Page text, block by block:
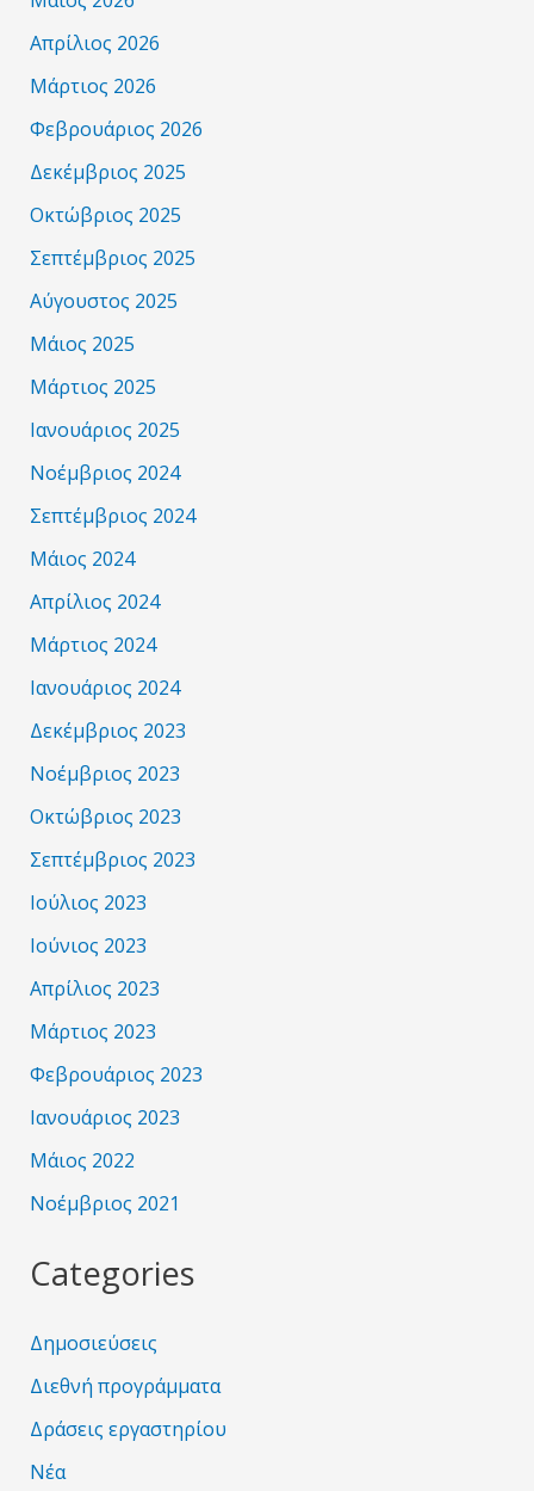
Απρίλιος 2026
Μάρτιος 2026
Φεβρουάριος 2026
Δεκέμβριος 2025
Οκτώβριος 2025
Σεπτέμβριος 2025
Αύγουστος 2025
Μάιος 2025
Μάρτιος 2025
Ιανουάριος 2025
Νοέμβριος 2024
Σεπτέμβριος 2024
Μάιος 2024
Απρίλιος 2024
Μάρτιος 2024
Ιανουάριος 2024
Δεκέμβριος 2023
Νοέμβριος 2023
Οκτώβριος 2023
Σεπτέμβριος 2023
Ιούλιος 2023
Ιούνιος 2023
Απρίλιος 2023
Μάρτιος 2023
Φεβρουάριος 2023
Ιανουάριος 2023
Μάιος 2022
Νοέμβριος 2021
Categories
Δημοσιεύσεις
Διεθνή προγράμματα
Δράσεις εργαστηρίου
Νέα